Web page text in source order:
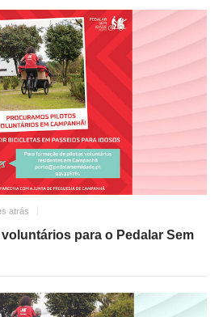
atrás
para o Pedalar Sem